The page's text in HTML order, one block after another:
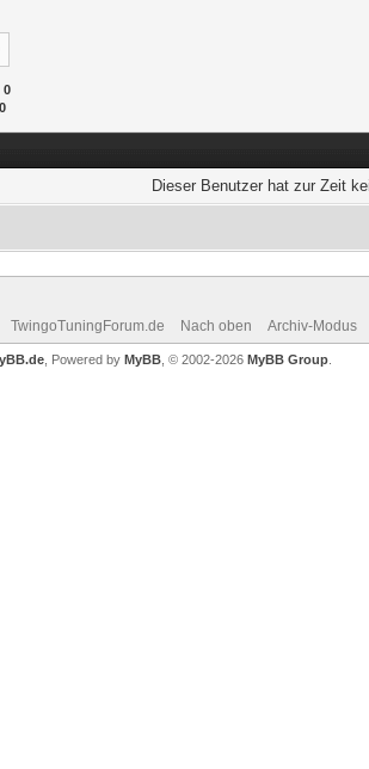
0
Dieser Benutzer hat zur Zeit
TwingoTuningForum.de Nach oben Archiv-Modus
, Powered by MyBB , © 2002-2026 MyBB Group